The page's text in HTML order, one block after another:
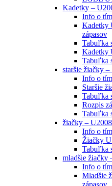
Kadetky –
Info o
Kadetky
zápasov
Tabuľka
Kadetky
Tabuľka
staršie žiačky
Info o
Staršie
Tabuľka
Rozpis
Tabuľka
žiačky – U2008
Info o
Žiačky
Tabuľka
mladšie žiačky
Info o
Mladšie
zápasov